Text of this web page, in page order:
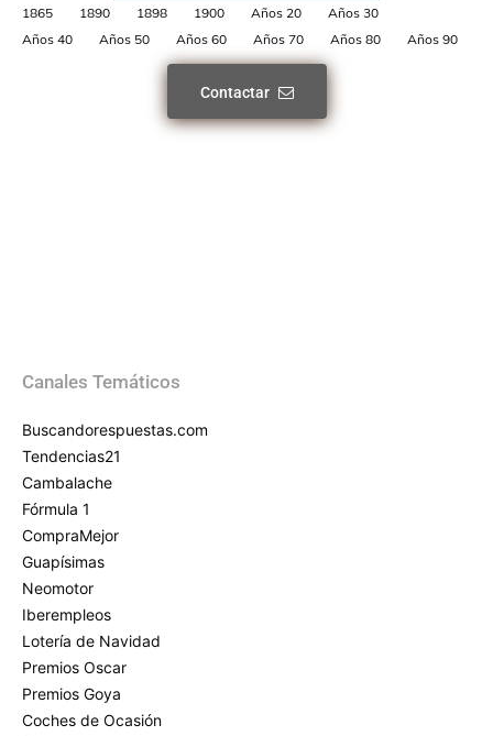
1865 1890 1898 1900 Años 20
Años 30
Años 40
Años 50 Años 60 Años 70 Años 80 Años 90
Contactar
Canales Temáticos
Buscandorespuestas.com
Tendencias21
Cambalache
Fórmula 1
CompraMejor
Guapísimas
Neomotor
Iberempleos
Lotería de Navidad
Premios Oscar
Premios Goya
Coches de Ocasión